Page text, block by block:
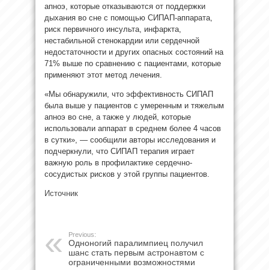
апноэ, которые отказываются от поддержки
дыхания во сне с помощью СИПАП-аппарата,
риск первичного инсульта, инфаркта,
нестабильной стенокардии или сердечной
недостаточности и других опасных состояний на
71% выше по сравнению с пациентами, которые
применяют этот метод лечения.
«Мы обнаружили, что эффективность СИПАП
была выше у пациентов с умеренным и тяжелым
апноэ во сне, а также у людей, которые
использовали аппарат в среднем более 4 часов
в сутки», — сообщили авторы исследования и
подчеркнули, что СИПАП терапия играет
важную роль в профилактике сердечно-
сосудистых рисков у этой группы пациентов.
Источник
Previous:
Одноногий паралимпиец получил
шанс стать первым астронавтом с
ограниченными возможностями